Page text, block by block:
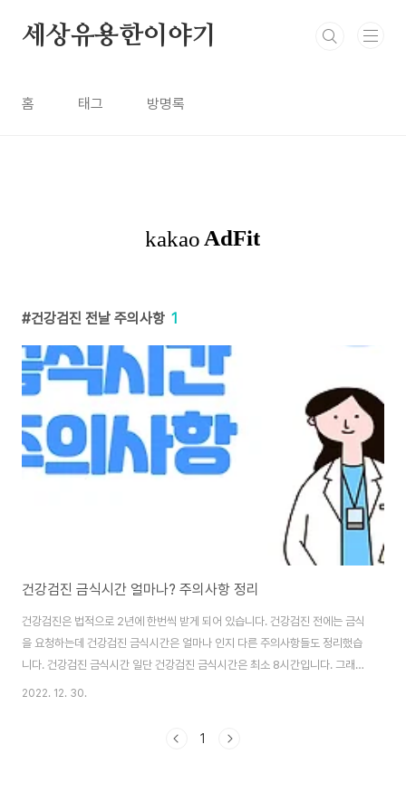
세상유용한이야기
홈 태그 방명록
건강검진 전날 주의사항 1
건강검진 금식시간 얼마나? 주의사항 정리
건강검진은 법적으로 2년에 한번씩 받게 되어 있습니다. 건강검진 전에는 금식
을 요청하는데 건강검진 금식시간은 얼마나 인지 다른 주의사항들도 정리했습
니다. 건강검진 금식시간 일단 건강검진 금식시간은 최소 8시간입니다. 그래서
전일 저녁 9시 이후 금식을 하라고 하는데, 그러면 더 정확하게 검진이 가능합
받으려면 최소 8시간 공복을 유지 해야 합니다. 그리고 아침식사는 당연히 안
2022. 12. 30.
1